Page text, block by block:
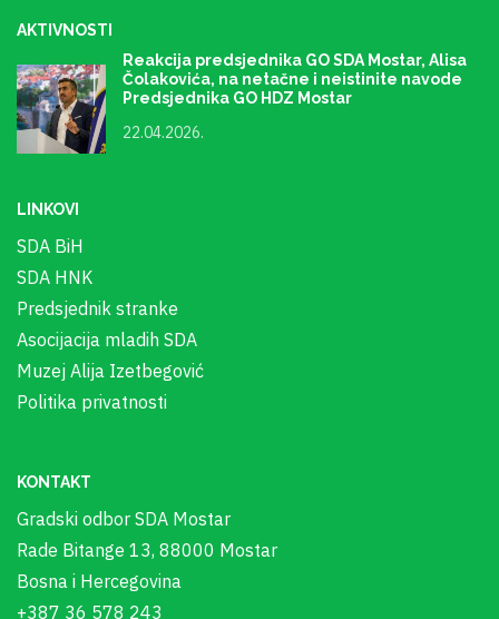
AKTIVNOSTI
Reakcija predsjednika GO SDA Mostar, Alisa
Čolakovića, na netačne i neistinite navode
Predsjednika GO HDZ Mostar
22.04.2026.
LINKOVI
SDA BiH
SDA HNK
Predsjednik stranke
Asocijacija mladih SDA
Muzej Alija Izetbegović
Politika privatnosti
KONTAKT
Gradski odbor SDA Mostar
Rade Bitange 13, 88000 Mostar
Bosna i Hercegovina
+387 36 578 243